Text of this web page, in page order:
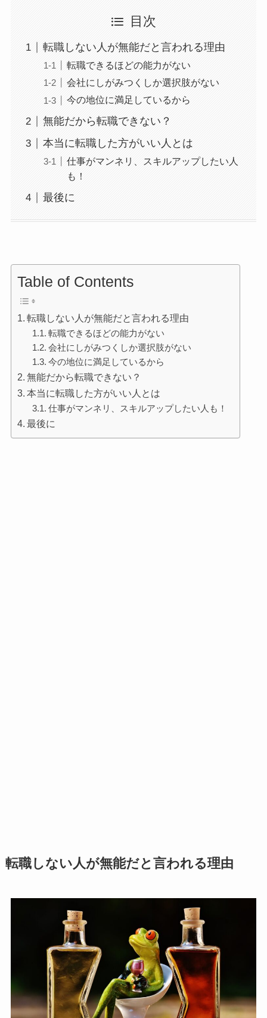
目次
転職しない人が無能だと言われる理由
転職できるほどの能力がない
会社にしがみつくしか選択肢がない
今の地位に満足しているから
無能だから転職できない？
本当に転職した方がいい人とは
仕事がマンネリ、スキルアップしたい人
も！
最後に
Table of Contents
転職しない人が無能だと言われる理由
転職できるほどの能力がない
会社にしがみつくしか選択肢がない
今の地位に満足しているから
無能だから転職できない？
本当に転職した方がいい人とは
仕事がマンネリ、スキルアップしたい人も！
最後に
転職しない人が無能だと言われる理由